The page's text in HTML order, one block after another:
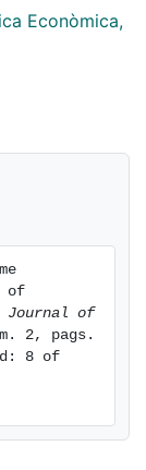
Econòmica,
of
Journal of
2, pags.
8 of